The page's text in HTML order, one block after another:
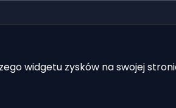
widgetu zysków na swojej